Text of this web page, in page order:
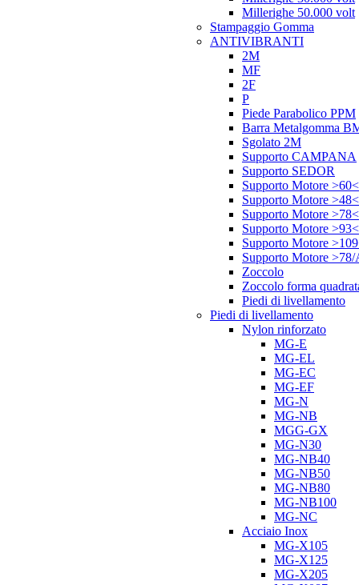
Millerighe 50.000 volt
Stampaggio Gomma
ANTIVIBRANTI
2M
MF
2F
P
Piede Parabolico PPM
Barra Metalgomma
Sgolato 2M
Supporto CAMPANA
Supporto SEDOR
Supporto Motore >60<
Supporto Motore >48<
Supporto Motore >78<
Supporto Motore >93<
Supporto Motore
Supporto Motore
Zoccolo
Zoccolo forma
Piedi di livellamento
Piedi di livellamento
Nylon rinforzato
MG-E
MG-EL
MG-EC
MG-EF
MG-N
MG-NB
MGG-GX
MG-N30
MG-NB40
MG-NB50
MG-NB80
MG-NB100
MG-NC
Acciaio Inox
MG-X105
MG-X125
MG-X205